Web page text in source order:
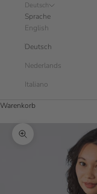
Deutsch
Sprache
English
Deutsch
Nederlands
Italiano
Warenkorb
Bild vergrößern